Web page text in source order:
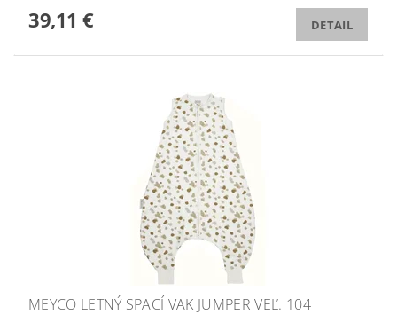
39,11 € DETAIL
MEYCO LETNÝ SPACÍ VAK JUMPER VEĽ. 104